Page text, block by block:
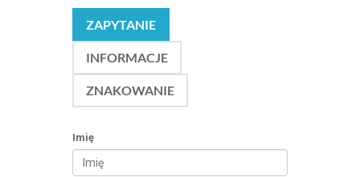
ZAPYTANIE
INFORMACJE
ZNAKOWANIE
Imię